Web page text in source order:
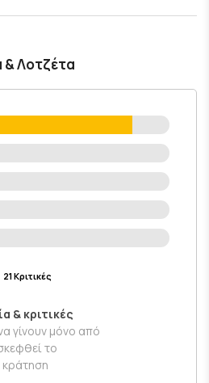
& Λοτζέτα
21 Κριτικές
& κριτικές
γίνουν μόνο από
το
κράτηση